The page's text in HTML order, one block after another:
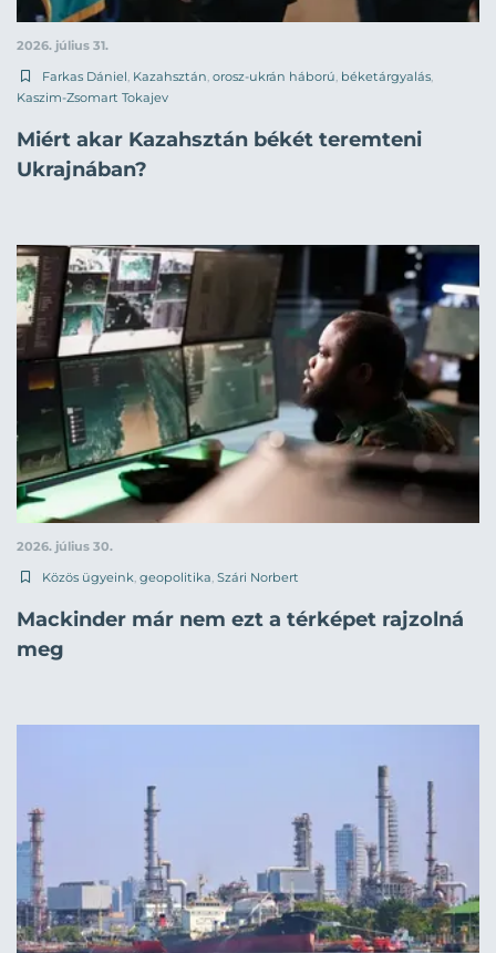
2026. július 31.
Farkas Dániel, Kazahsztán, orosz-ukrán háború, béketárgyalás,
Kaszim-Zsomart Tokajev
Miért akar Kazahsztán békét teremteni
Ukrajnában?
2026. július 30.
Közös ügyeink, geopolitika, Szári Norbert
Mackinder már nem ezt a térképet rajzolná
meg